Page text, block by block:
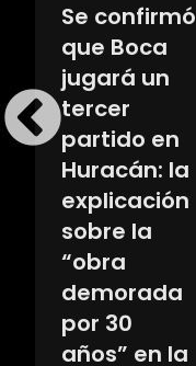
Se confirmó
que Boca
jugará un
tercer
partido en
Huracán: la
explicación
sobre la
“obra
demorada
por 30
años” en la